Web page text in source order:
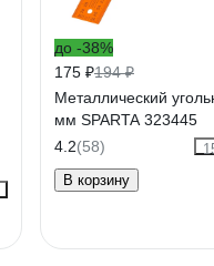
до -38%
175 ₽194 ₽
Металлический
мм SPARTA 323445
4.2(58)
В корзину